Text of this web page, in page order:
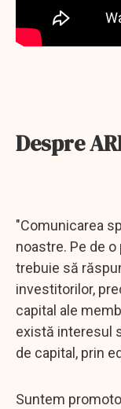
Despre
"Comunicarea
noastre. Pe de
trebuie să
investitorilor,
capital ale
există interesul
de capital, prin
Suntem